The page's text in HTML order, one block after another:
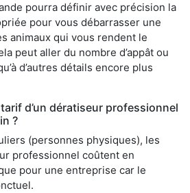
pourra définir avec précision la
pour vous débarrasser une
animaux qui vous rendent le
peut aller du nombre d’appât ou
d’autres détails encore plus
d’un dératiseur professionnel
?
(personnes physiques), les
professionnel coûtent en
pour une entreprise car le